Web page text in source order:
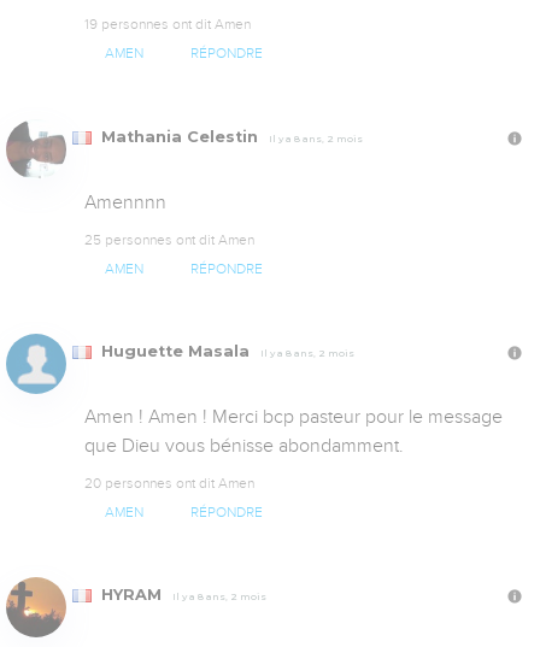
19 personnes ont dit Amen
AMEN RÉPONDRE
Mathania Celestin Il y a 8 ans, 2 mois
Amennnn
25 personnes ont dit Amen
AMEN RÉPONDRE
Huguette Masala Il y a 8 ans, 2 mois
Amen ! Amen ! Merci bcp pasteur pour le message
que Dieu vous bénisse abondamment.
20 personnes ont dit Amen
AMEN RÉPONDRE
HYRAM Il y a 8 ans, 2 mois